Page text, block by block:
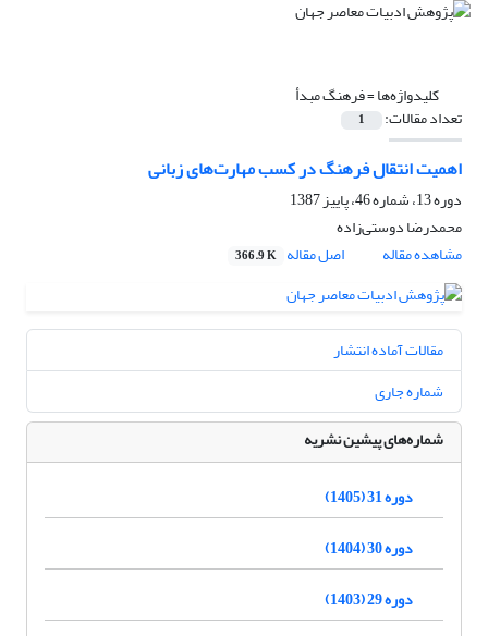
کلیدواژه‌ها =فرهنگ مبدأ
تعداد مقالات: 1
اهمیت انتقال فرهنگ در کسب مهارت‌های زبانی
دوره 13، شماره 46، پاییز 1387
محمدرضا دوستی‌زاده
مشاهده مقاله
اصل مقاله 366.9 K
مقالات آماده انتشار
شماره جاری
شماره‌های پیشین نشریه
دوره 31 (1405)
دوره 30 (1404)
دوره 29 (1403)